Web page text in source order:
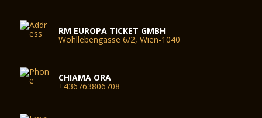
RM EUROPA TICKET GMBH
Wohllebengasse 6/2, Wien-1040
CHIAMA ORA
+436763806708